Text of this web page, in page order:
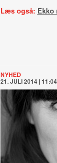
Læs også: Ekko
NYHED
21. JULI 2014 | 11:04